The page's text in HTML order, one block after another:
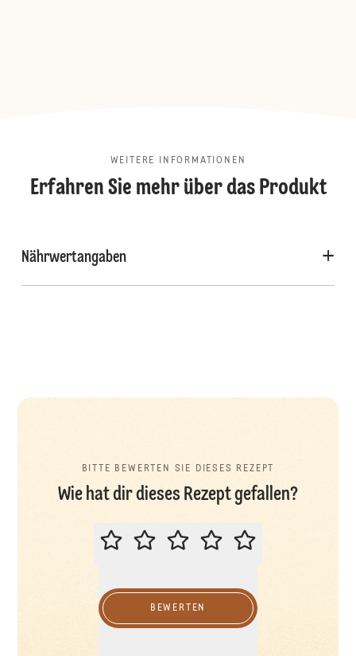
WEITERE INFORMATIONEN
Erfahren Sie mehr über das Produkt
Nährwertangaben
BITTE BEWERTEN SIE DIESES REZEPT
Wie hat dir dieses Rezept gefallen?
BITTE BEWERTEN SIE DIESES
BEWERTEN